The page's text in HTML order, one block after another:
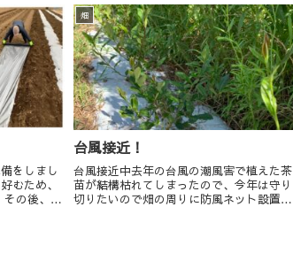
んからす
量です
をしまし
むため、
その後、よ
畑
台風接近！
台風接近中去年の台風の潮風害で植えた茶
苗が結構枯れてしまったので、今年は守り
切りたいので畑の周りに防風ネット設置。